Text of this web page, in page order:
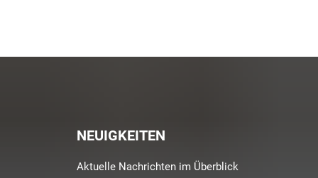
NEUIGKEITEN
Aktuelle Nachrichten im Überblick